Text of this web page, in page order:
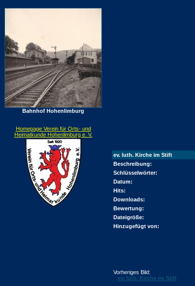
Bahnhof Hohenlimburg
Homepage Verein für Orts- und
Heimatkunde Hohenlimburg e. V.
ev. luth. Kirche im Stift
Beschreibung:
Schlüsselwörter:
Datum:
Hits:
Downloads:
Bewertung:
Dateigröße:
Hinzugefügt von:
Vorheriges Bild:
ev. luth. Kirche im Stift